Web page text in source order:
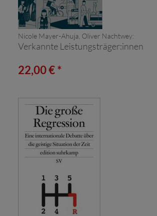
Nicole Mayer-Ahuja, Oliver Nachtwey:
Verkannte Leistungsträger:innen
22,00 € *